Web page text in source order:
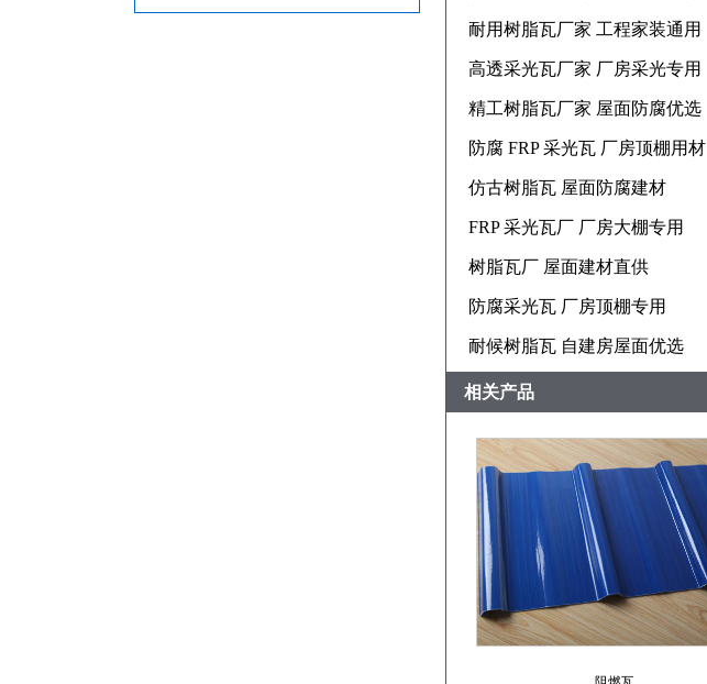
耐用树脂瓦厂家 工程家装通用
高透采光瓦厂家 厂房采光专用
精工树脂瓦厂家 屋面防腐优选
防腐 FRP 采光瓦 厂房顶棚用材
仿古树脂瓦 屋面防腐建材
FRP 采光瓦厂 厂房大棚专用
树脂瓦厂 屋面建材直供
防腐采光瓦 厂房顶棚专用
耐候树脂瓦 自建房屋面优选
相关产品